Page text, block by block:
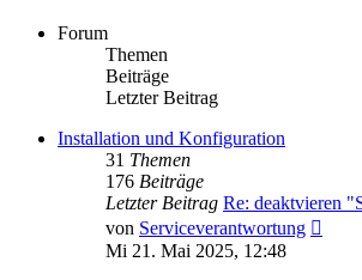
Forum
Themen
Beiträge
Letzter Beitrag
Installation und Konfiguration
31 Themen
176 Beiträge
Letzter Beitrag Re: deaktvieren
von Serviceverantwortung
Mi 21. Mai 2025, 12:48